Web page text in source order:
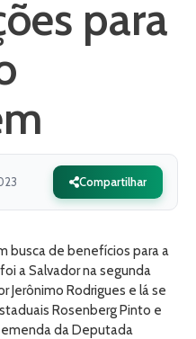
para
Compartilhar
busca de benefícios para a
a Salvador na segunda
Jerônimo Rodrigues e lá se
Rosenberg Pinto e
da Deputada